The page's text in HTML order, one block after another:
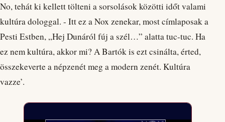
No, tehát ki kellett tölteni a sorsolások közötti időt valami
kultúra dologgal. - Itt ez a Nox zenekar, most címlaposak a
Pesti Estben, „Hej Dunáról fúj a szél…” alatta tuc-tuc. Ha
ez nem kultúra, akkor mi? A Bartók is ezt csinálta, érted,
összekeverte a népzenét meg a modern zenét. Kultúra
vazze’.